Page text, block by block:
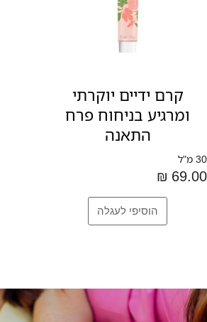
קרם ידיים יוקרתי
ומרגיע בניחוח פרח
התאנה
30 מ"ל
69.00 ₪